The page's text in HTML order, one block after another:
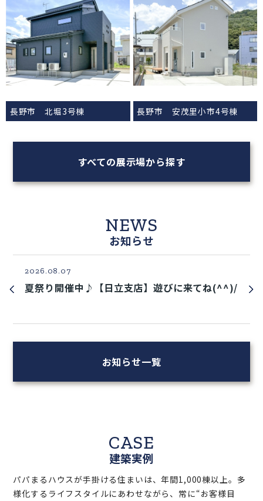
長野市 北堀3号棟 長野市 安茂里小市4号棟
すべての展示場から探す
NEWS
お知らせ
2026.08.07
夏祭り開催中♪【日立支店】遊びに来てね(^^)/
お知らせ一覧
CASE
建築実例
パパまるハウスが手掛ける住まいは、年間1,000棟以上。多
様化するライフスタイルにあわせながら、常に“お客様目